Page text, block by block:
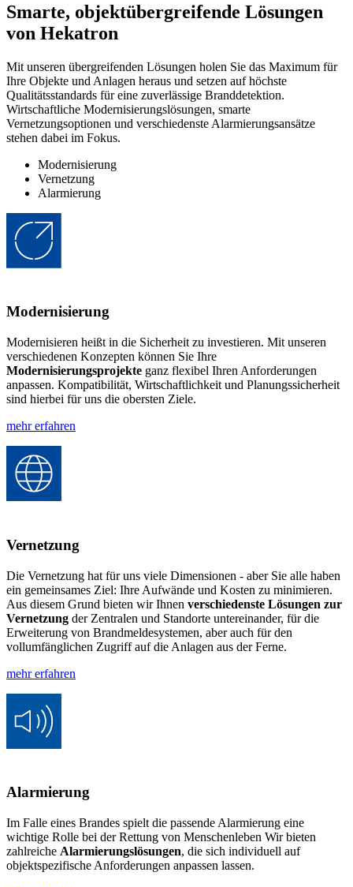
Smarte, objektübergreifende Lösungen
von Hekatron
Mit unseren übergreifenden Lösungen holen Sie das Maximum für
Ihre Objekte und Anlagen heraus und setzen auf höchste
Qualitätsstandards für eine zuverlässige Branddetektion.
Wirtschaftliche Modernisierungslösungen, smarte
Vernetzungsoptionen und verschiedenste Alarmierungsansätze
stehen dabei im Fokus.
Modernisierung
Vernetzung
Alarmierung
Modernisierung
Modernisieren heißt in die Sicherheit zu investieren. Mit unseren
verschiedenen Konzepten können Sie Ihre
Modernisierungsprojekte ganz flexibel Ihren Anforderungen
anpassen. Kompatibilität, Wirtschaftlichkeit und Planungssicherheit
sind hierbei für uns die obersten Ziele.
mehr erfahren
Vernetzung
Die Vernetzung hat für uns viele Dimensionen - aber Sie alle haben
ein gemeinsames Ziel: Ihre Aufwände und Kosten zu minimieren.
Aus diesem Grund bieten wir Ihnen verschiedenste Lösungen zur
Vernetzung der Zentralen und Standorte untereinander, für die
Erweiterung von Brandmeldesystemen, aber auch für den
vollumfänglichen Zugriff auf die Anlagen aus der Ferne.
mehr erfahren
Alarmierung
Im Falle eines Brandes spielt die passende Alarmierung eine
wichtige Rolle bei der Rettung von Menschenleben Wir bieten
zahlreiche Alarmierungslösungen, die sich individuell auf
objektspezifische Anforderungen anpassen lassen.